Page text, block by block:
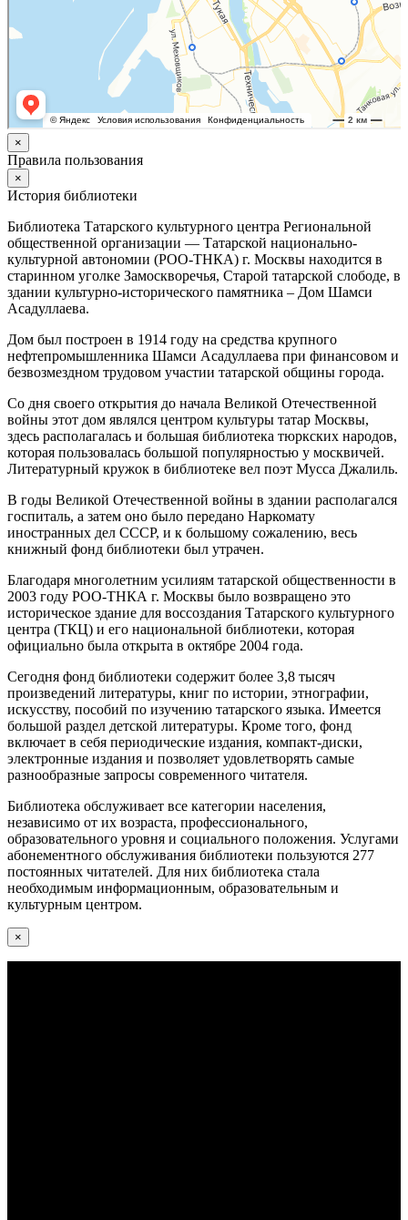
×
Правила пользования
×
История библиотеки
Библиотека Татарского культурного центра Региональной
общественной организации — Татарской национально-
культурной автономии (РОО-ТНКА) г. Москвы находится в
старинном уголке Замоскворечья, Старой татарской слободе, в
здании культурно-исторического памятника – Дом Шамси
Асадуллаева.
Дом был построен в 1914 году на средства крупного
нефтепромышленника Шамси Асадуллаева при финансовом и
безвозмездном трудовом участии татарской общины города.
Со дня своего открытия до начала Великой Отечественной
войны этот дом являлся центром культуры татар Москвы,
здесь располагалась и большая библиотека тюркских народов,
которая пользовалась большой популярностью у москвичей.
Литературный кружок в библиотеке вел поэт Мусса Джалиль.
В годы Великой Отечественной войны в здании располагался
госпиталь, а затем оно было передано Наркомату
иностранных дел СССР, и к большому сожалению, весь
книжный фонд библиотеки был утрачен.
Благодаря многолетним усилиям татарской общественности в
2003 году РОО-ТНКА г. Москвы было возвращено это
историческое здание для воссоздания Татарского культурного
центра (ТКЦ) и его национальной библиотеки, которая
официально была открыта в октябре 2004 года.
Сегодня фонд библиотеки содержит более 3,8 тысяч
произведений литературы, книг по истории, этнографии,
искусству, пособий по изучению татарского языка. Имеется
большой раздел детской литературы. Кроме того, фонд
включает в себя периодические издания, компакт-диски,
электронные издания и позволяет удовлетворять самые
разнообразные запросы современного читателя.
Библиотека обслуживает все категории населения,
независимо от их возраста, профессионального,
образовательного уровня и социального положения. Услугами
абонементного обслуживания библиотеки пользуются 277
постоянных читателей. Для них библиотека стала
необходимым информационным, образовательным и
культурным центром.
×